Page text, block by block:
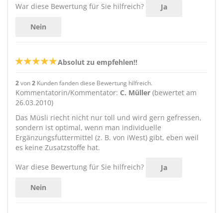
War diese Bewertung für Sie hilfreich? Ja
Nein
Absolut zu empfehlen!!
2von2 Kunden fanden diese Bewertung hilfreich.
Kommentatorin/Kommentator: C. Müller (bewertet am
26.03.2010)
Das Müsli riecht nicht nur toll und wird gern gefressen,
sondern ist optimal, wenn man individuelle
Ergänzungsfuttermittel (z. B. von iWest) gibt, eben weil
es keine Zusatzstoffe hat.
War diese Bewertung für Sie hilfreich? Ja
Nein